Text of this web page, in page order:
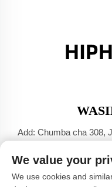
Add: Chumba cha 308,
Simu:+86-17304049586
Barua Pepe:[email
We value your
We use cookies and